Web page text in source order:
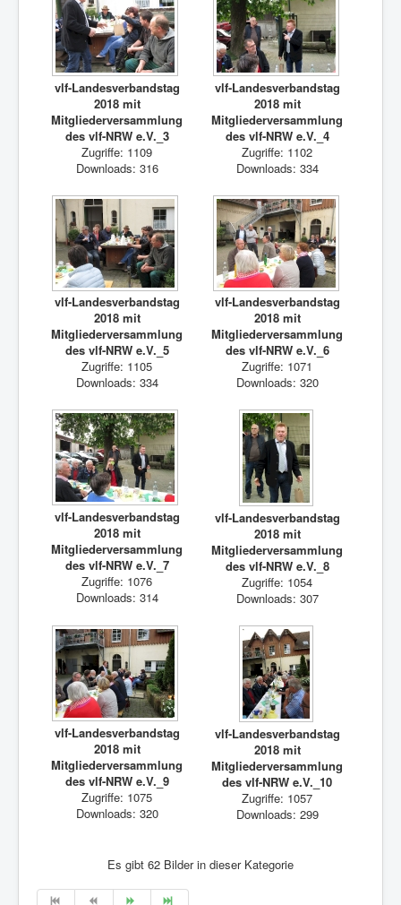
vlf-Landesverbandstag
2018 mit
Mitgliederversammlung
des vlf-NRW e.V._3
Zugriffe: 1109
Downloads: 316
vlf-Landesverbandstag
2018 mit
Mitgliederversammlung
des vlf-NRW e.V._4
Zugriffe: 1102
Downloads: 334
vlf-Landesverbandstag
2018 mit
Mitgliederversammlung
des vlf-NRW e.V._5
Zugriffe: 1105
Downloads: 334
vlf-Landesverbandstag
2018 mit
Mitgliederversammlung
des vlf-NRW e.V._6
Zugriffe: 1071
Downloads: 320
vlf-Landesverbandstag
2018 mit
Mitgliederversammlung
des vlf-NRW e.V._7
Zugriffe: 1076
Downloads: 314
vlf-Landesverbandstag
2018 mit
Mitgliederversammlung
des vlf-NRW e.V._8
Zugriffe: 1054
Downloads: 307
vlf-Landesverbandstag
2018 mit
Mitgliederversammlung
des vlf-NRW e.V._9
Zugriffe: 1075
Downloads: 320
vlf-Landesverbandstag
2018 mit
Mitgliederversammlung
des vlf-NRW e.V._10
Zugriffe: 1057
Downloads: 299
Es gibt 62 Bilder in dieser Kategorie